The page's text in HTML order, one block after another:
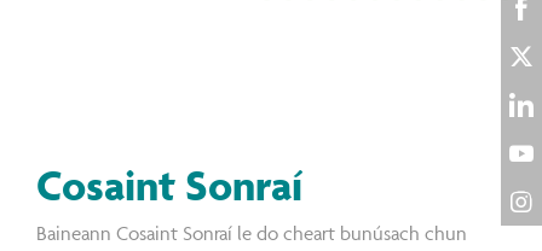
Cosaint Sonraí
Baineann Cosaint Sonraí le do cheart bunúsach chun
on
on
on
on